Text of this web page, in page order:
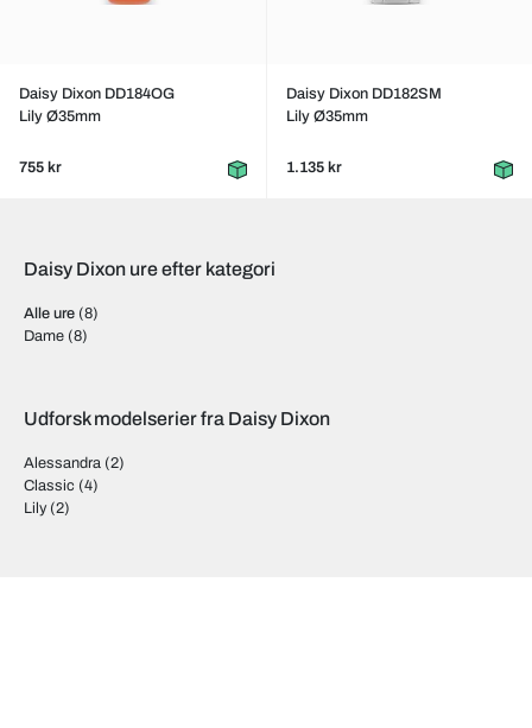
Daisy Dixon DD184OG
Lily Ø35mm
755 kr
Daisy Dixon DD182SM
Lily Ø35mm
1.135 kr
Daisy Dixon ure efter kategori
Alle ure (8)
Dame (8)
Udforsk modelserier fra Daisy Dixon
Alessandra (2)
Classic (4)
Lily(2)